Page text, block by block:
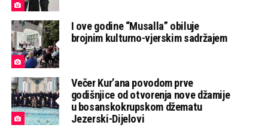
I ove godine “Musalla” obiluje
brojnim kulturno-vjerskim sadržajem
Večer Kur’ana povodom prve
godišnjice od otvorenja nove džamije
u bosanskokrupskom džematu
Jezerski-Dijelovi